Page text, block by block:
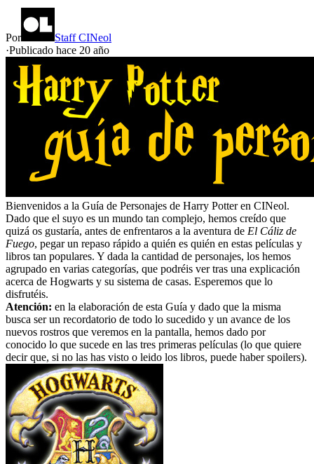
Por
Staff CINeol
·Publicado hace 20 año
Bienvenidos a la Guía de Personajes de Harry Potter en CINeol.
Dado que el suyo es un mundo tan complejo, hemos creído que
quizá os gustaría, antes de enfrentaros a la aventura de El Cáliz de
Fuego, pegar un repaso rápido a quién es quién en estas películas y
libros tan populares. Y dada la cantidad de personajes, los hemos
agrupado en varias categorías, que podréis ver tras una explicación
acerca de Hogwarts y su sistema de casas. Esperemos que lo
disfrutéis.
Atención: en la elaboración de esta Guía y dado que la misma
busca ser un recordatorio de todo lo sucedido y un avance de los
nuevos rostros que veremos en la pantalla, hemos dado por
conocido lo que sucede en las tres primeras películas (lo que quiere
decir que, si no las has visto o leido los libros, puede haber spoilers).